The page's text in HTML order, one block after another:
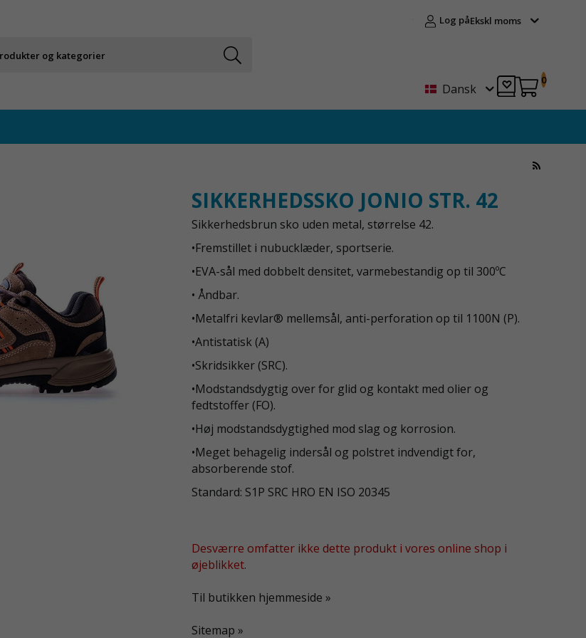
Log påEkskl moms
Dansk
0
SIKKERHEDSSKO JONIO STR. 42
Sikkerhedsbrun sko uden metal, størrelse 42.
•Fremstillet i nubucklæder, sportserie.
•EVA-sål med dobbelt densitet, varmebestandig op til 300ºC
• Åndbar.
•Metalfri kevlar® mellemsål, anti-perforation op til 1100N (P).
•Antistatisk (A)
•Skridsikker (SRC).
•Modstandsdygtig over for glid og kontakt med olier og
fedtstoffer (FO).
•Høj modstandsdygtighed mod slag og korrosion.
•Meget behagelig indersål og polstret indvendigt for,
absorberende stof.
Standard: S1P SRC HRO EN ISO 20345
Desværre omfatter ikke dette produkt i vores online shop i
øjeblikket.
Til butikken hjemmeside »
Sitemap »